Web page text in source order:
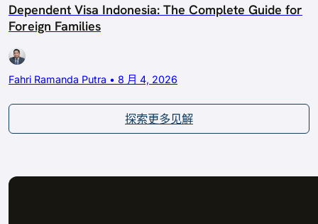
Dependent Visa Indonesia: The Complete Guide for
Foreign Families
Fahri Ramanda Putra • 8 月 4, 2026
探索更多见解